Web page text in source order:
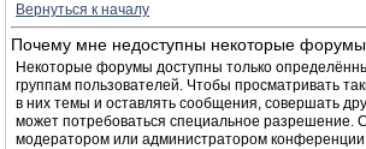
Вернуться к началу
Почему мне недоступны некоторые
Некоторые форумы доступны только
группам пользователей. Чтобы просматривать
в них темы и оставлять сообщения, совершать
может потребоваться специальное разрешение.
модератором или администратором конференции